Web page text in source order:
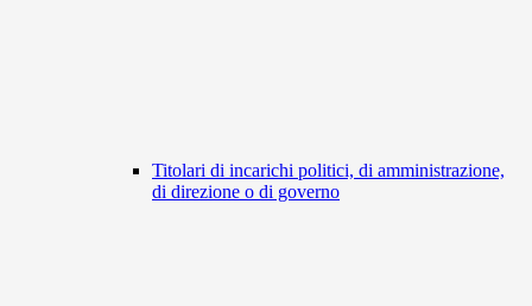
Titolari di incarichi politici, di amministrazione,
di direzione o di governo